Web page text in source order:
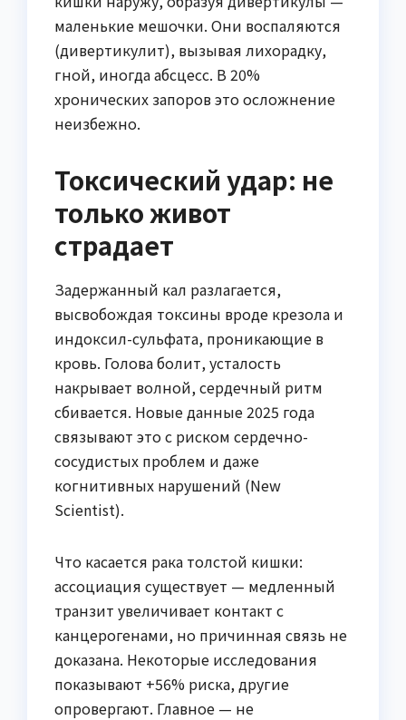
маленькие мешочки. Они воспаляются
(дивертикулит), вызывая лихорадку,
гной, иногда абсцесс. В 20%
хронических запоров это осложнение
неизбежно.
Токсический удар: не
только живот
страдает
Задержанный кал разлагается,
высвобождая токсины вроде крезола и
индоксил-сульфата, проникающие в
кровь. Голова болит, усталость
накрывает волной, сердечный ритм
сбивается. Новые данные 2025 года
связывают это с риском сердечно-
сосудистых проблем и даже
когнитивных нарушений (New
Scientist).
Что касается рака толстой кишки:
ассоциация существует — медленный
транзит увеличивает контакт с
канцерогенами, но причинная связь не
доказана. Некоторые исследования
показывают +56% риска, другие
опровергают. Главное — не